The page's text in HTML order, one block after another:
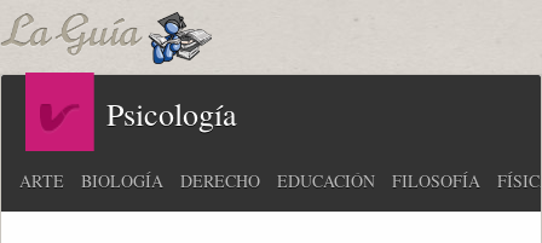
Psicología
ARTE BIOLOGÍA DERECHO EDUCACIÓN FILOSOFÍA